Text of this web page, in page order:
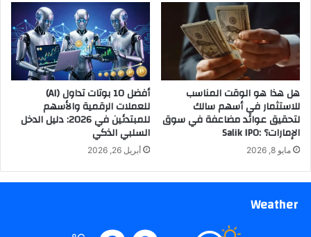
هل هذا هو الوقت المناسب
للاستثمار في أسهم سالك
لتحقيق عوائد مضاعفة في سوق
الإمارات؟ :Salik IPO
مايو 8, 2026
أفضل 10 بوتات تداول (AI)
للعملات الرقمية والأسهم
للمبتدئين في 2026: دليل الدخل
السلبي الذكي
أبريل 26, 2026
Weather